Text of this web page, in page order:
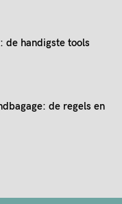
de handigste tools
de regels en